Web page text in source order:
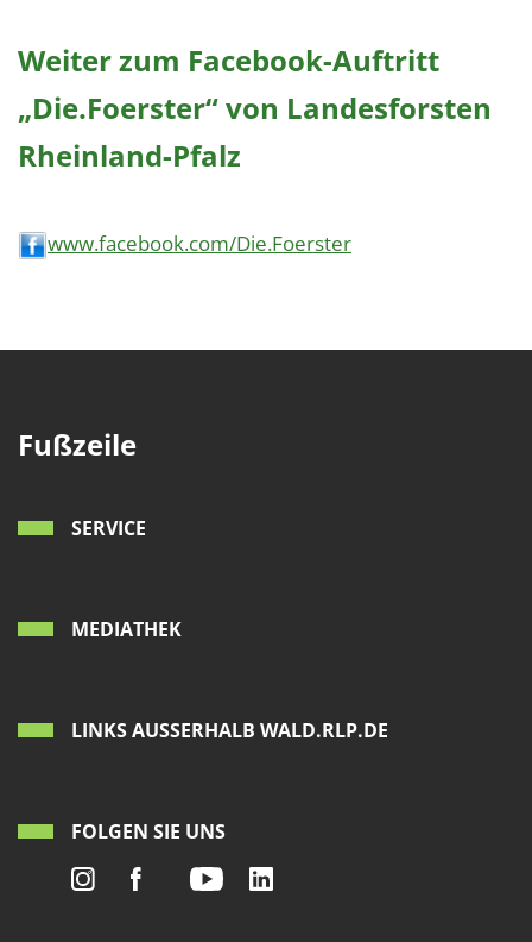
Weiter zum Facebook-Auftritt
„Die.Foerster“ von Landesforsten
Rheinland-Pfalz
www.facebook.com/Die.Foerster
Fußzeile
SERVICE
MEDIATHEK
LINKS AUSSERHALB WALD.RLP.DE
FOLGEN SIE UNS